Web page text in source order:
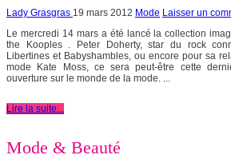
Lady Grasgras 19 mars 2012 Mode Laisser un
Le mercredi 14 mars a été lancé la collection
the Kooples . Peter Doherty, star du rock
Libertines et Babyshambles, ou encore pour sa
mode Kate Moss, ce sera peut-être cette
ouverture sur le monde de la mode. ...
Lire la suite...
Mode & Beauté